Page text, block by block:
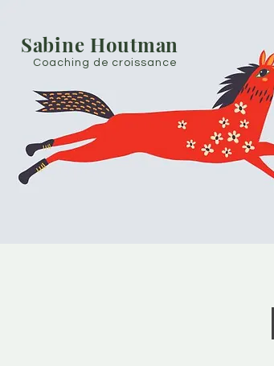
Sabine Houtman
Coaching de croissance